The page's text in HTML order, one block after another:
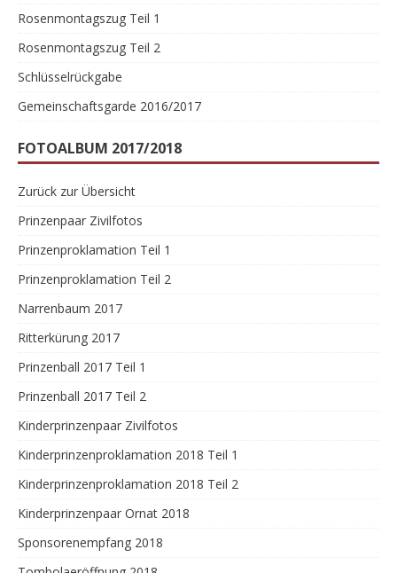
Rosenmontagszug Teil 1
Rosenmontagszug Teil 2
Schlüsselrückgabe
Gemeinschaftsgarde 2016/2017
FOTOALBUM 2017/2018
Zurück zur Übersicht
Prinzenpaar Zivilfotos
Prinzenproklamation Teil 1
Prinzenproklamation Teil 2
Narrenbaum 2017
Ritterkürung 2017
Prinzenball 2017 Teil 1
Prinzenball 2017 Teil 2
Kinderprinzenpaar Zivilfotos
Kinderprinzenproklamation 2018 Teil 1
Kinderprinzenproklamation 2018 Teil 2
Kinderprinzenpaar Ornat 2018
Sponsorenempfang 2018